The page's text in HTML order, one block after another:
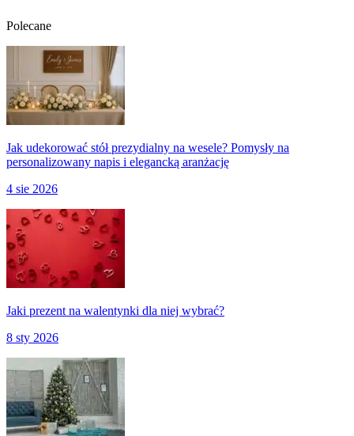
Polecane
Jak udekorować stół prezydialny na wesele? Pomysły na
personalizowany napis i elegancką aranżację
4 sie 2026
Jaki prezent na walentynki dla niej wybrać?
8 sty 2026